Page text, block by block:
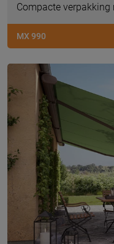
Compacte
MX 990